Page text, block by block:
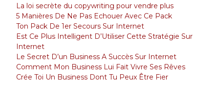
La loi secrète du copywriting pour vendre plus
5 Manières De Ne Pas Echouer Avec Ce Pack
Ton Pack De 1er Secours Sur Internet
Est Ce Plus Intelligent D’Utiliser Cette Stratégie Sur
Internet
Le Secret D’un Business A Succès Sur Internet
Comment Mon Business Lui Fait Vivre Ses Rêves
Crée Toi Un Business Dont Tu Peux Être Fier